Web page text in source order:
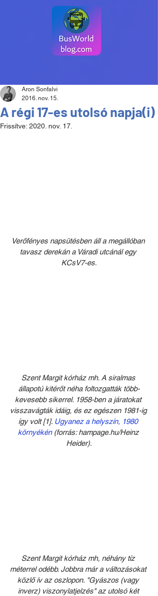
A régi 17-es utolsó napja(i)
Aron Sonfalvi
2016. nov. 15.
Frissítve: 2020. nov. 17.
Verőfényes napsütésben áll a megállóban
tavasz derekán a Váradi utcánál egy
KCsV7-es.
Szent Margit kórház mh. A siralmas
állapotú kitérőt néha foltozgatták több-
kevesebb sikerrel. 1958-ben a járatokat
visszavágták idáig, és ez egészen 1981-ig
így volt [1]. Ugyanez a helyszín, 1980
környékén (forrás: hampage.hu/Heinz
Heider).
Szent Margit kórház mh, néhány tíz
méterrel odébb. Jobbra már a változásokat
közlő ív az oszlopon. "Gyászos (vagy
inverz) viszonylatjelzés" az utolsó két